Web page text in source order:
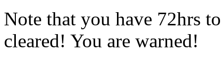
Note that you have 72hrs
cleared! You are warned!